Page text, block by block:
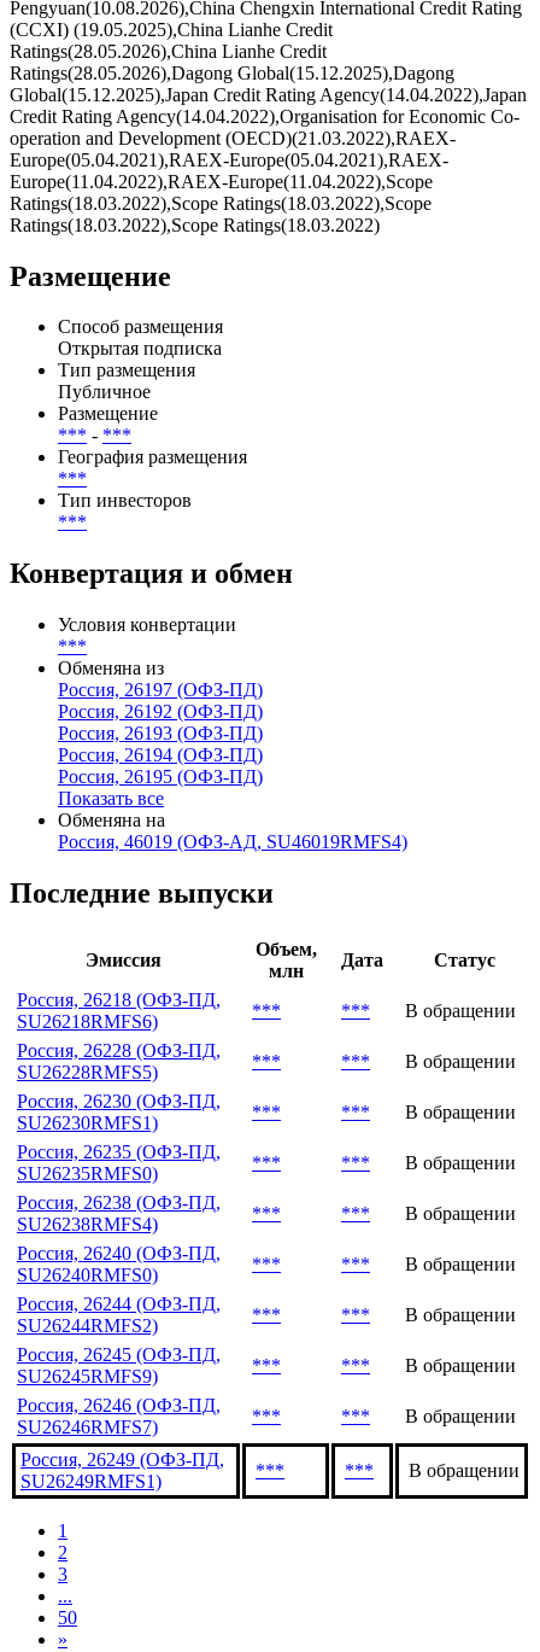
Pengyuan(10.08.2026),China Chengxin International Credit Rating
(CCXI) (19.05.2025),China Lianhe Credit
Ratings(28.05.2026),China Lianhe Credit
Ratings(28.05.2026),Dagong Global(15.12.2025),Dagong
Global(15.12.2025),Japan Credit Rating Agency(14.04.2022),Japan
Credit Rating Agency(14.04.2022),Organisation for Economic Co-
operation and Development (OECD)(21.03.2022),RAEX-
Europe(05.04.2021),RAEX-Europe(05.04.2021),RAEX-
Europe(11.04.2022),RAEX-Europe(11.04.2022),Scope
Ratings(18.03.2022),Scope Ratings(18.03.2022),Scope
Ratings(18.03.2022),Scope Ratings(18.03.2022)
Размещение
Способ размещения
Открытая подписка
Тип размещения
Публичное
Размещение
*** - ***
География размещения
***
Тип инвесторов
***
Конвертация и обмен
Условия конвертации
***
Обменяна из
Россия, 26197 (ОФЗ-ПД)
Россия, 26192 (ОФЗ-ПД)
Россия, 26193 (ОФЗ-ПД)
Россия, 26194 (ОФЗ-ПД)
Россия, 26195 (ОФЗ-ПД)
Показать все
Обменяна на
Россия, 46019 (ОФЗ-АД, SU46019RMFS4)
Последние выпуски
Эмиссия
Объем,
млн
Дата
Статус
Россия, 26218 (ОФЗ-ПД,
SU26218RMFS6)
*** ***
В обращении
Россия, 26228 (ОФЗ-ПД,
SU26228RMFS5)
*** ***
В обращении
Россия, 26230 (ОФЗ-ПД,
SU26230RMFS1)
*** ***
В обращении
Россия, 26235 (ОФЗ-ПД,
SU26235RMFS0)
*** ***
В обращении
Россия, 26238 (ОФЗ-ПД,
SU26238RMFS4)
*** ***
В обращении
Россия, 26240 (ОФЗ-ПД,
SU26240RMFS0)
*** ***
В обращении
Россия, 26244 (ОФЗ-ПД,
SU26244RMFS2)
*** ***
В обращении
Россия, 26245 (ОФЗ-ПД,
SU26245RMFS9)
*** ***
В обращении
Россия, 26246 (ОФЗ-ПД,
SU26246RMFS7)
*** *** В обращении
Россия, 26249 (ОФЗ-ПД,
SU26249RMFS1)
*** *** В обращении
1
2
3
...
50
»